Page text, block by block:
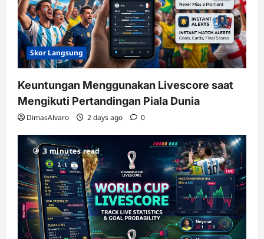
Skor Langsung
Keuntungan Menggunakan Livescore saat
Mengikuti Pertandingan Piala Dunia
DimasAlvaro 2 days ago 0
3 minutes read